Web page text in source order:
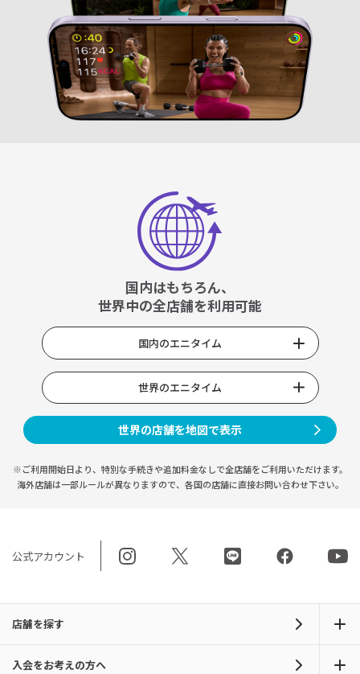
国内はもちろん、
世界中の全店舗を利用可能
国内のエニタイム
世界のエニタイム
世界の店舗を地図で表示
※ご利用開始日より、特別な手続きや追加料金なしで全店舗をご利用いただけます。
海外店舗は一部ルールが異なりますので、 各国の店舗に直接お問い合わせ下さい。
公式アカウント
店舗を探す
入会をお考えの方へ